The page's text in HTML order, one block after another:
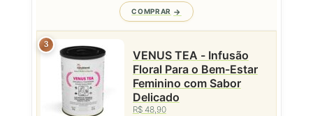
COMPRAR
3
VENUS TEA - Infusão
Floral Para o Bem-Estar
Feminino com Sabor
Delicado
R$ 48,90